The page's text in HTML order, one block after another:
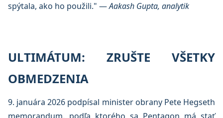
spýtala, ako ho použili." —Aakash Gupta, analytik
ULTIMÁTUM: ZRUŠTE VŠETKY
OBMEDZENIA
9. januára 2026 podpísal minister obrany Pete Hegseth